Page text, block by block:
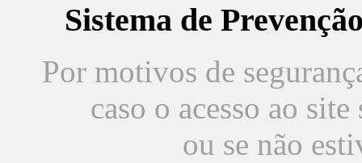
Sistema de
Por motivos de
caso o acesso ao
ou se não